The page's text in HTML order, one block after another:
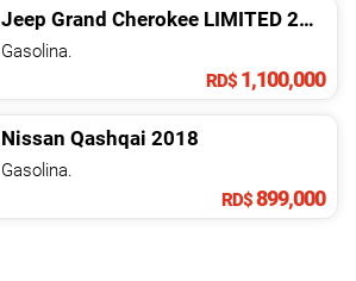
Jeep Grand Cherokee LIMITED 2014
Gasolina.
RD$ 1,100,000
Nissan Qashqai 2018
Gasolina.
RD$899,000